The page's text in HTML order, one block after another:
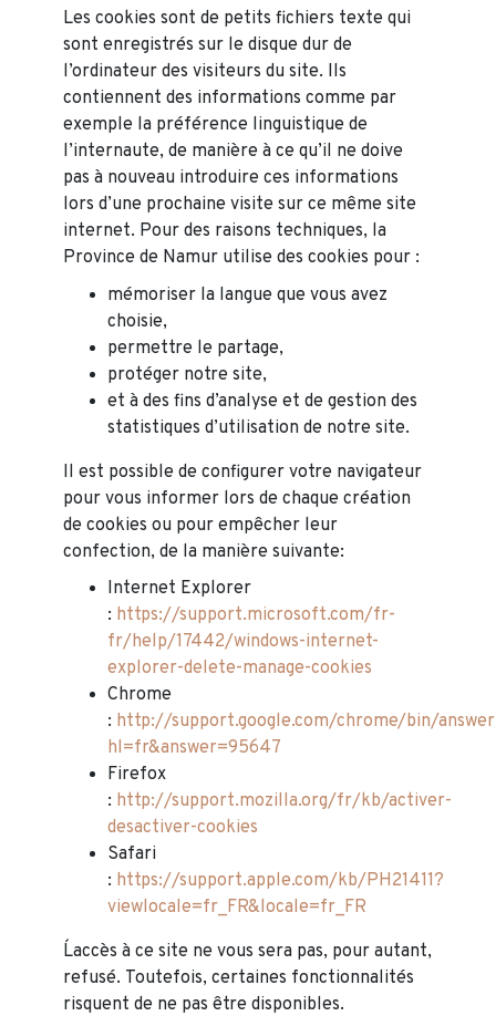
Les cookies sont de petits fichiers texte qui
sont enregistrés sur le disque dur de
l’ordinateur des visiteurs du site. Ils
contiennent des informations comme par
exemple la préférence linguistique de
l’internaute, de manière à ce qu’il ne doive
pas à nouveau introduire ces informations
lors d’une prochaine visite sur ce même site
internet. Pour des raisons techniques, la
Province de Namur utilise des cookies pour :
mémoriser la langue que vous avez
choisie,
permettre le partage,
protéger notre site,
et à des fins d’analyse et de gestion des
statistiques d’utilisation de notre site.
Il est possible de configurer votre navigateur
pour vous informer lors de chaque création
de cookies ou pour empêcher leur
confection, de la manière suivante:
Internet Explorer
: https://support.microsoft.com/fr-
fr/help/17442/windows-internet-
explorer-delete-manage-cookies
Chrome
: http://support.google.com/chrome/bin/
hl=fr&answer=95647
Firefox
: http://support.mozilla.org/fr/kb/activer-
desactiver-cookies
Safari
: https://support.apple.com/kb/PH21411?
viewlocale=fr_FR&locale=fr_FR
L´accès à ce site ne vous sera pas, pour autant,
refusé. Toutefois, certaines fonctionnalités
risquent de ne pas être disponibles.